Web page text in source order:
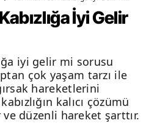
İyi Gelir
iyi gelir mi sorusu
çok yaşam tarzı ile
hareketlerini
kalıcı çözümü
düzenli hareket şarttır.